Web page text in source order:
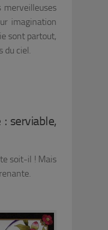
imagination
sont partout,
du ciel.
serviable,
soit-il ! Mais